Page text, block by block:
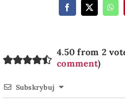
4.50 from 2
comment)
Subskrybuj